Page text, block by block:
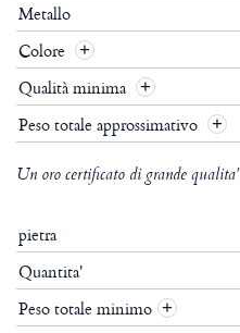
Metallo
Colore
Qualità minima
Peso totale approssimativo
Un oro certificato di grande qualita'
pietra
Quantita'
Peso totale minimo +